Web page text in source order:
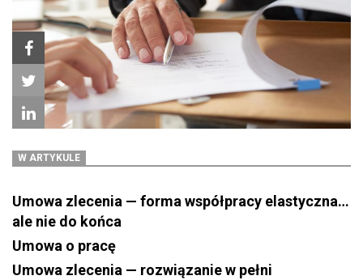
W ARTYKULE
Umowa zlecenia — forma współpracy elastyczna…
ale nie do końca
Umowa o pracę
Umowa zlecenia — rozwiązanie w pełni